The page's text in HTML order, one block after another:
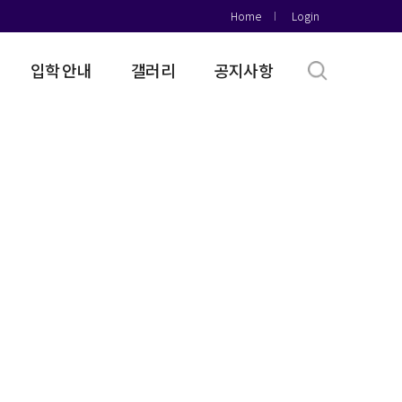
Home Login
입학 안내 갤러리 공지사항